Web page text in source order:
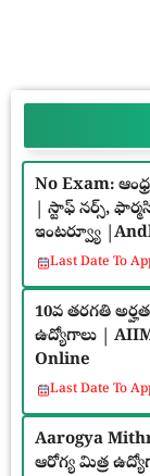
No Exam:
| స్టాఫ్ నర్స్,
ఇంటర్వ్యూ
Last Date To
10వ తరగతి
ఉద్యోగాలు |
Online
Last Date To
Aarogya
ఆరోగ్య మిత్ర